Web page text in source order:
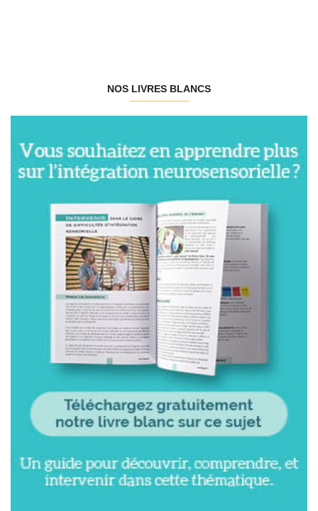
NOS LIVRES BLANCS